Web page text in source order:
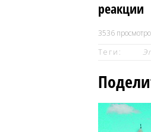
реакции
3536
Теги: